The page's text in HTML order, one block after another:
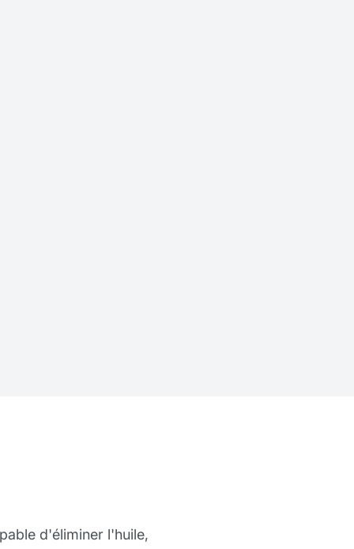
car elle peut